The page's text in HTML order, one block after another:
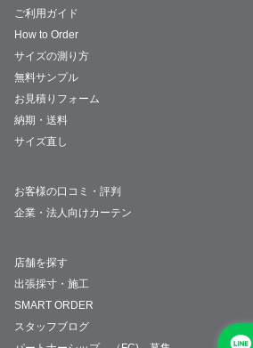
ご利用ガイド
How to Order
サイズの測り方
無料サンプル
お見積りフォーム
納期・送料
サイズ直し
お客様の口コミ・評判
企業・法人向けカーテン
店舗を探す
出張採寸・施工
SMART ORDER
スタッフブログ